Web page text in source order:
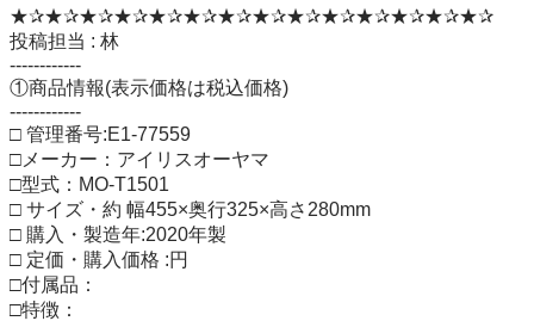
★✰★✰★✰★✰★✰★✰★✰★✰★✰★✰★✰★✰★✰★✰
投稿担当 : 林
------------
①商品情報(表示価格は税込価格)
------------
□ 管理番号:E1-77559
□メーカー：アイリスオーヤマ
□型式：MO-T1501
□ サイズ・約 幅455×奥行325×高さ280mm
□ 購入・製造年:2020年製
□ 定価・購入価格 :円
□付属品：
□特徴：